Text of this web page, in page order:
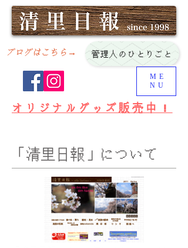
ブログはこちら→ 管理人のひとりごと
ME
NU
オリジナルグッズ販売中！
​「清里日報」について